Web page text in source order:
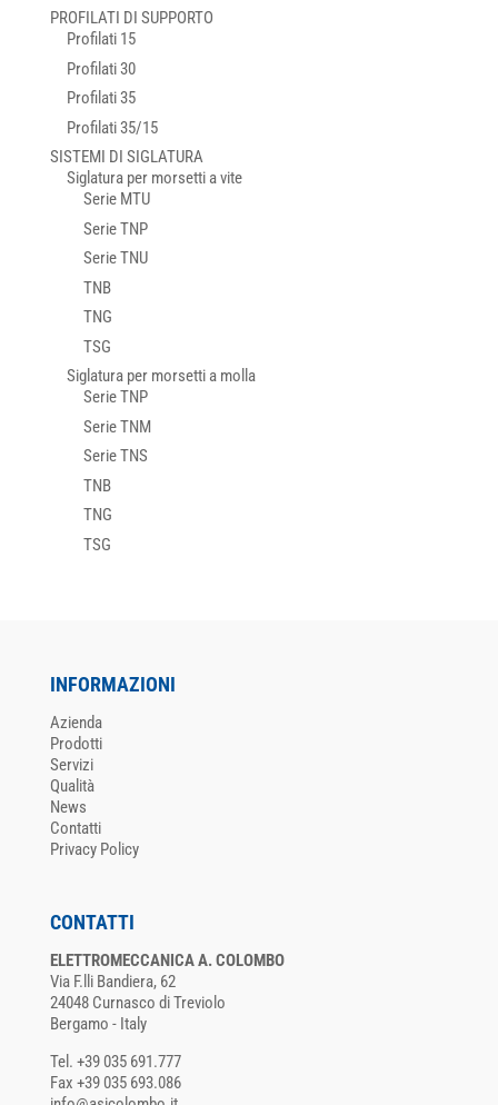
PROFILATI DI SUPPORTO
Profilati 15
Profilati 30
Profilati 35
Profilati 35/15
SISTEMI DI SIGLATURA
Siglatura per morsetti a vite
Serie MTU
Serie TNP
Serie TNU
TNB
TNG
TSG
Siglatura per morsetti a molla
Serie TNP
Serie TNM
Serie TNS
TNB
TNG
TSG
INFORMAZIONI
Azienda
Prodotti
Servizi
Qualità
News
Contatti
Privacy Policy
CONTATTI
ELETTROMECCANICA A. COLOMBO
Via F.lli Bandiera, 62
24048 Curnasco di Treviolo
Bergamo - Italy
Tel. +39 035 691.777
Fax +39 035 693.086